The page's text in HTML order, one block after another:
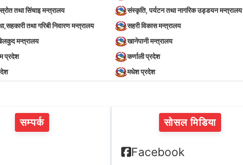
तथा सिंचाइ मन्त्रालय संस्कृति, पर्यटन तथा नागरिक उड्डयन मन्त्रालय
तथा गरिबी निवारण मन्त्रालय सहरी विकास मन्त्रालय
मन्त्रालय खानेपानी मन्त्रालय
प्रदेश कर्णाली प्रदेश
मधेश प्रदेश
सम्पर्क सोसल मिडिया
Facebook